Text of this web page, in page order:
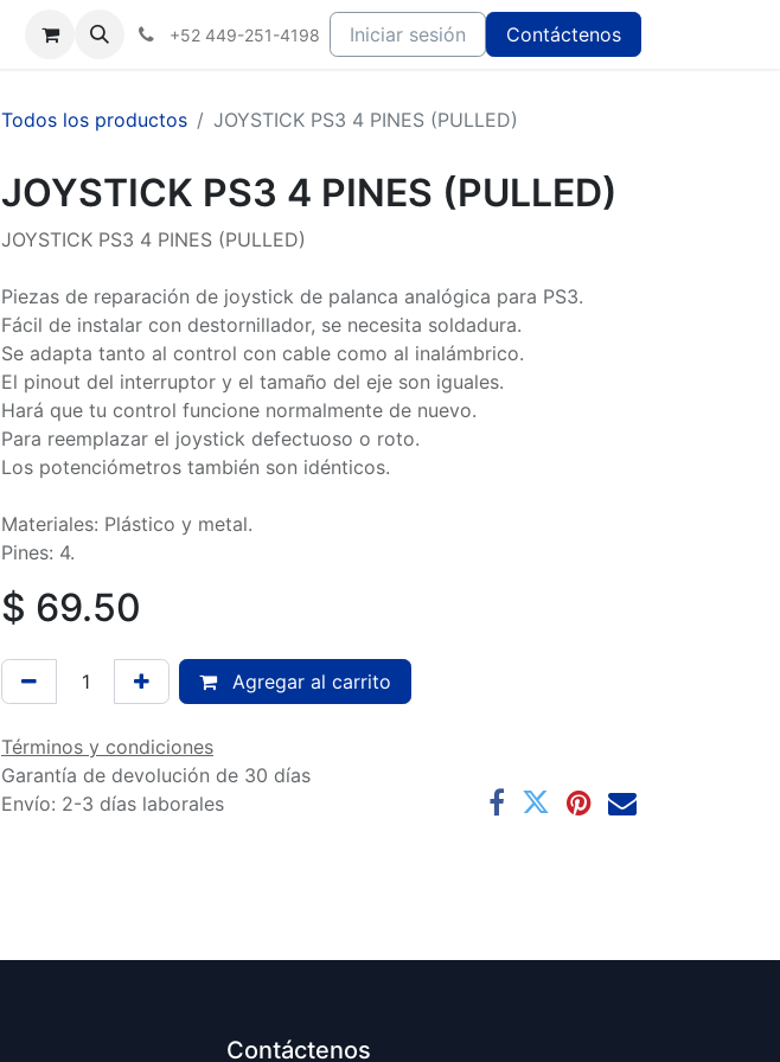
+52 449-251-4198 Iniciar sesión Contáctenos
Todos los productos JOYSTICK PS3 4 PINES (PULLED)
JOYSTICK PS3 4 PINES (PULLED)
JOYSTICK PS3 4 PINES (PULLED)
Piezas de reparación de joystick de palanca analógica para PS3.
Fácil de instalar con destornillador, se necesita soldadura.
Se adapta tanto al control con cable como al inalámbrico.
El pinout del interruptor y el tamaño del eje son iguales.
Hará que tu control funcione normalmente de nuevo.
Para reemplazar el joystick defectuoso o roto.
Los potenciómetros también son idénticos.
Materiales: Plástico y metal.
Pines: 4.
$ 69.50
Agregar al carrito
Términos y condiciones
Garantía de devolución de 30 días
Envío: 2-3 días laborales
Contáctenos